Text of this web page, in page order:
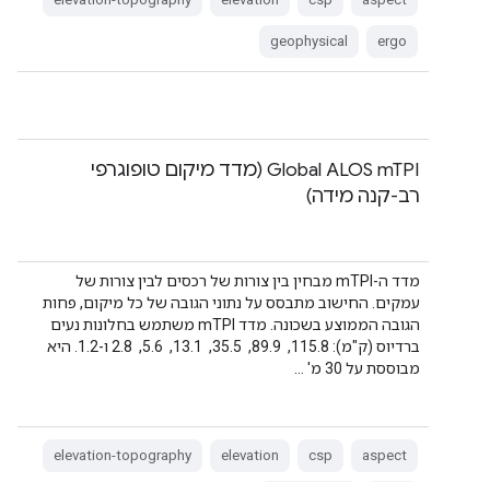
ergo
geophysical
Global ALOS mTPI (מדד מיקום טופוגרפי
רב-קנה מידה)
מדד ה-mTPI מבחין בין צורות של רכסים לבין צורות של
עמקים. החישוב מתבסס על נתוני הגובה של כל מיקום, פחות
הגובה הממוצע בשכונה. מדד mTPI משתמש בחלונות נעים
ברדיוס (ק"מ): 115.8, ‏ 89.9, ‏ 35.5, ‏ 13.1, ‏ 5.6, ‏ 2.8 ו-1.2. היא
מבוססת על 30 מ' …
aspect
csp
elevation
elevation-topography